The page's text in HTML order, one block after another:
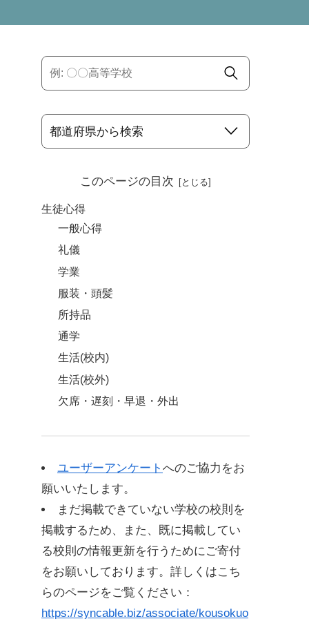
このページの目次
生徒心得
一般心得
礼儀
学業
服装・頭髪
所持品
通学
生活(校内)
生活(校外)
欠席・遅刻・早退・外出
補則1 アルバイトに関する規定
補則2 自動車免許取得に関する規定
補則3 諸届について
生徒心得に基づく確認事項
アルバイトに関する規定
ユーザーアンケート へのご協力をお
願いいたします。
まだ掲載できていない学校の校則を
掲載するため、また、既に掲載してい
る校則の情報更新を行うためにご寄付
をお願いしております。詳しくはこち
らのページをご覧ください：
https://syncable.biz/associate/kousokuo